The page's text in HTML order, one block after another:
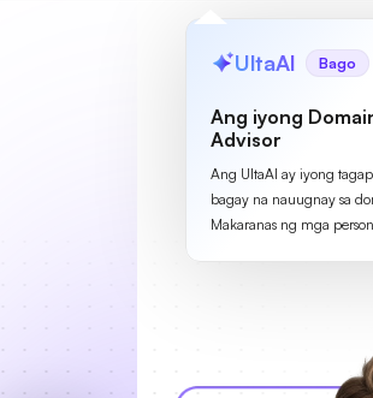
UltaAI Bago
Ang iyong
Advisor
Ang UltaAI ay iyong
bagay na nauugnay sa
Makaranas ng mga